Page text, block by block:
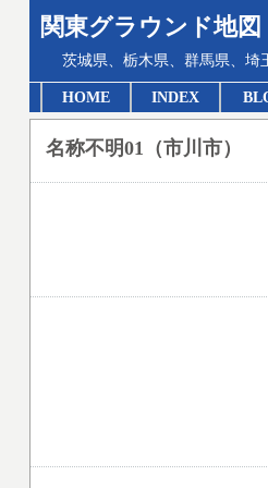
関東グラウンド地図
茨城県、栃木県、群馬県、埼
HOME INDEX
名称不明01（市川市）